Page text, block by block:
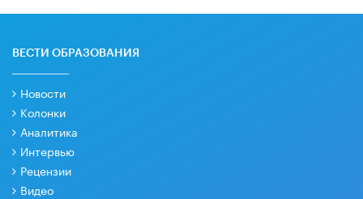
ВЕСТИ ОБРАЗОВАНИЯ
Новости
Колонки
Аналитика
Интервью
Рецензии
Видео